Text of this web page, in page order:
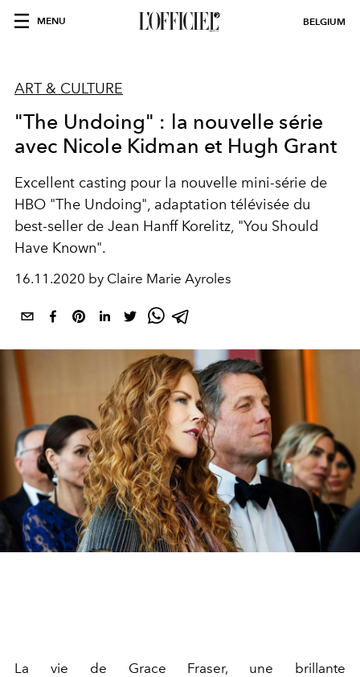
MENU BELGIUM
ART & CULTURE
"The Undoing" : la nouvelle série
avec Nicole Kidman et Hugh Grant
Excellent casting pour la nouvelle mini-série de
HBO "The Undoing", adaptation télévisée du
best-seller de Jean Hanff Korelitz, "You Should
Have Known".
16.11.2020 by Claire Marie Ayroles
La vie de Grace Fraser, une brillante